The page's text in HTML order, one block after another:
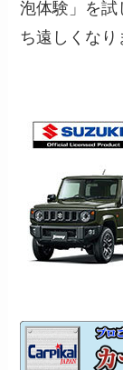
泡体験」を試
ち遠しくなり